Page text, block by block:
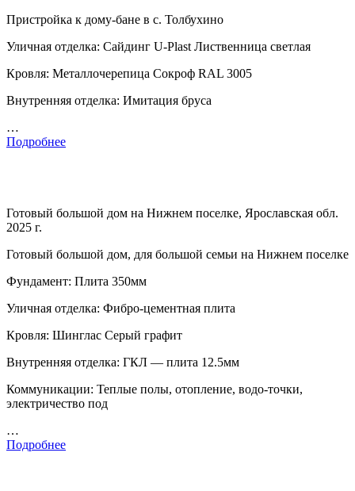
Пристройка к дому-бане в с. Толбухино
Уличная отделка: Сайдинг U-Plast Лиственница светлая
Кровля: Металлочерепица Сокроф RAL 3005
Внутренняя отделка: Имитация бруса
…
Подробнее
Готовый большой дом на Нижнем поселке, Ярославская обл.
2025 г.
Готовый большой дом, для большой семьи на Нижнем поселке
Фундамент: Плита 350мм
Уличная отделка: Фибро-цементная плита
Кровля: Шинглас Серый графит
Внутренняя отделка: ГКЛ — плита 12.5мм
Коммуникации: Теплые полы, отопление, водо-точки,
электричество под
…
Подробнее